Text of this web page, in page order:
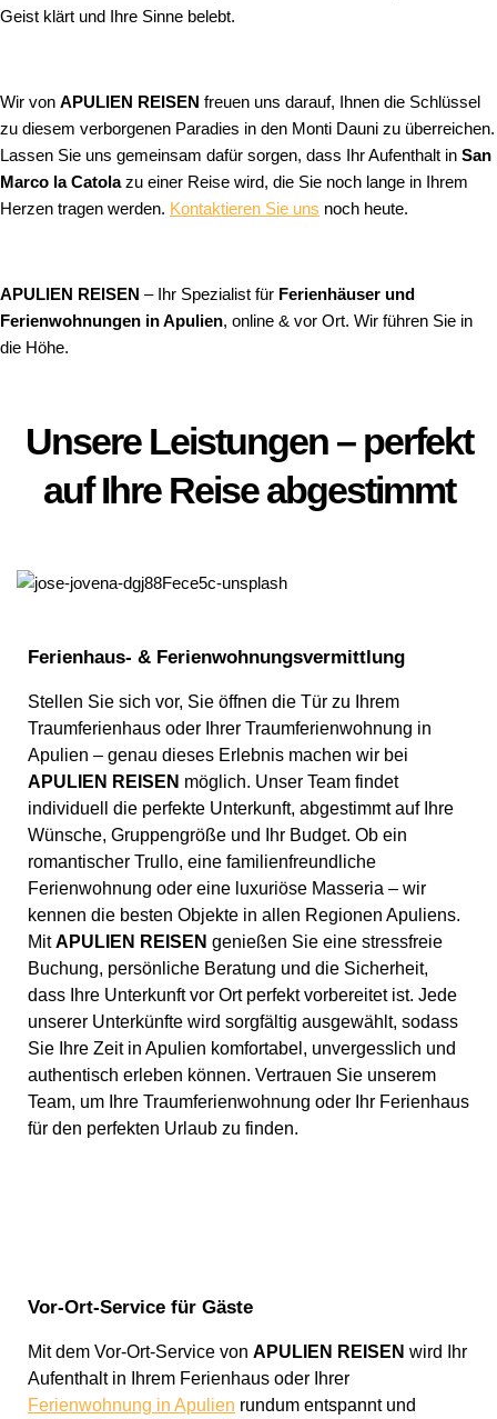
Geist klärt und Ihre Sinne belebt.
Wir von APULIEN REISEN freuen uns darauf, Ihnen die Schlüssel
zu diesem verborgenen Paradies in den Monti Dauni zu überreichen.
Lassen Sie uns gemeinsam dafür sorgen, dass Ihr Aufenthalt in San
Marco la Catolazu einer Reise wird, die Sie noch lange in Ihrem
Herzen tragen werden. Kontaktieren Sie uns noch heute.
APULIEN REISEN – Ihr Spezialist für Ferienhäuser und
Ferienwohnungen in Apulien, online & vor Ort. Wir führen Sie in
die Höhe.
Unsere Leistungen – perfekt
auf Ihre Reise abgestimmt
Ferienhaus- & Ferienwohnungsvermittlung
Stellen Sie sich vor, Sie öffnen die Tür zu Ihrem
Traumferienhaus oder Ihrer Traumferienwohnung in
Apulien – genau dieses Erlebnis machen wir bei
APULIEN REISEN möglich. Unser Team findet
individuell die perfekte Unterkunft, abgestimmt auf Ihre
Wünsche, Gruppengröße und Ihr Budget. Ob ein
romantischer Trullo, eine familienfreundliche
Ferienwohnung oder eine luxuriöse Masseria – wir
kennen die besten Objekte in allen Regionen Apuliens.
MitAPULIEN REISEN genießen Sie eine stressfreie
Buchung, persönliche Beratung und die Sicherheit,
dass Ihre Unterkunft vor Ort perfekt vorbereitet ist. Jede
unserer Unterkünfte wird sorgfältig ausgewählt, sodass
Sie Ihre Zeit in Apulien komfortabel, unvergesslich und
authentisch erleben können. Vertrauen Sie unserem
Team, um Ihre Traumferienwohnung oder Ihr Ferienhaus
für den perfekten Urlaub zu finden.
Vor-Ort-Service für Gäste
Mit dem Vor-Ort-Service von APULIEN REISEN wird Ihr
Aufenthalt in Ihrem Ferienhaus oder Ihrer
Ferienwohnung in Apulien rundum entspannt und